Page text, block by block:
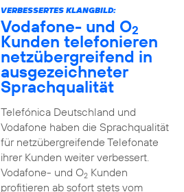
VERBESSERTES KLANGBILD:
Vodafone- und O2
Kunden telefonieren
netzübergreifend in
ausgezeichneter
Sprachqualität
Telefónica Deutschland und
Vodafone haben die Sprachqualität
für netzübergreifende Telefonate
ihrer Kunden weiter verbessert.
Vodafone- und O2Kunden
profitieren ab sofort stets vom